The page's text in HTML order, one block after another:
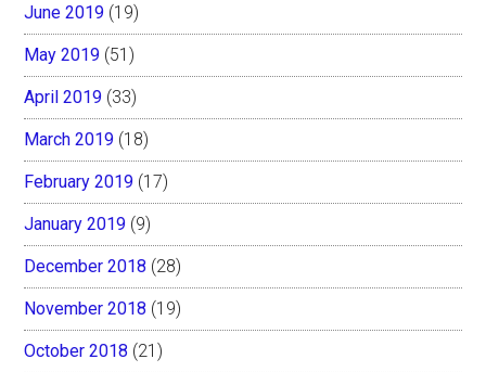
June 2019 (19)
May 2019 (51)
April 2019 (33)
March 2019 (18)
February 2019 (17)
January 2019 (9)
December 2018 (28)
November 2018 (19)
October 2018 (21)